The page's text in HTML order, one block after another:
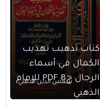
كتاب تذهيب تهذيب
الكمال في أسماء
الرجال ج8 PDF للإمام
الذهبي
شمس الدين الذهبي